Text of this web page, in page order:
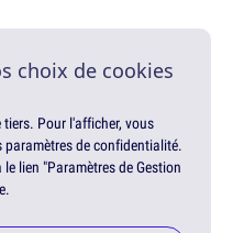
choix de cookies
Pour l'afficher, vous
paramètres de confidentialité.
lien "Paramètres de Gestion